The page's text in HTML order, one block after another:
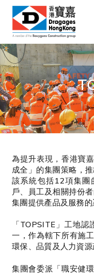
為提升表現，香港寶
成全」的集團策略，
該系統包括12項集團
戶、員工及相關持份
集團提供產品及服務的
「TOPSITE」工地
一，作為轄下所有施
環保、品質及人力資源
集團會委派「職安健